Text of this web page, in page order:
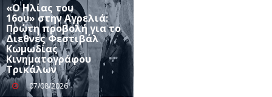
«Ο Ηλίας του
16ου» στην Αγρελιά:
Πρώτη προβολή για το
Διεθνές Φεστιβάλ
Κωμωδίας
Κινηματογράφου
Τρικάλων
07/08/2026